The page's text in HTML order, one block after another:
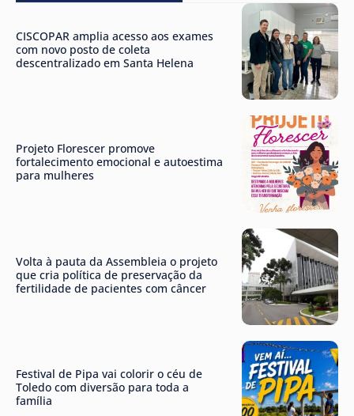
CISCOPAR amplia acesso aos exames
com novo posto de coleta
descentralizado em Santa Helena
Projeto Florescer promove
fortalecimento emocional e autoestima
para mulheres
Volta à pauta da Assembleia o projeto
que cria política de preservação da
fertilidade de pacientes com câncer
Festival de Pipa vai colorir o céu de
Toledo com diversão para toda a
família